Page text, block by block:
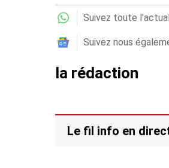
Suivez toute
Suivez nous
la rédaction
Le fil info en